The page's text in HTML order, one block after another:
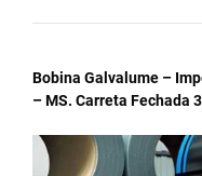
Bobina Galvalume –
– MS. Carreta Fechada